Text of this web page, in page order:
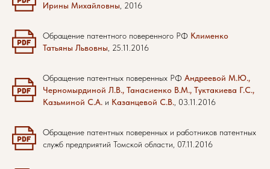
Ирины Михайловны , 2016
Обращение патентного поверенного РФ Клименко
Татьяны Львовны , 25.11.2016
Обращение патентных поверенных РФ Андреевой М.Ю.,
Черномырдиной Л.В., Танасиенко В.М., Туктакиева Г.С.,
Казьминой С.А. и Казанцевой С.В. , 03.11.2016
Обращение патентных поверенных и работников патентных
служб предприятий Томской области, 07.11.2016